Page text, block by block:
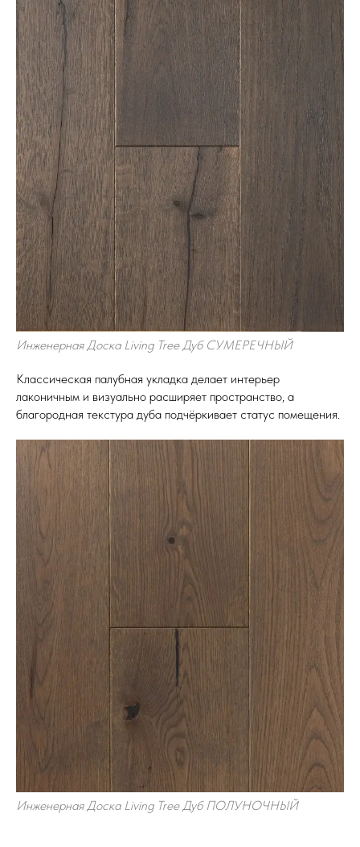
Инженерная Доска Living Tree Дуб СУМЕРЕЧНЫЙ
Классическая палубная укладка делает интерьер
лаконичным и визуально расширяет пространство, а
благородная текстура дуба подчёркивает статус помещения.
Инженерная Доска Living Tree Дуб ПОЛУНОЧНЫЙ